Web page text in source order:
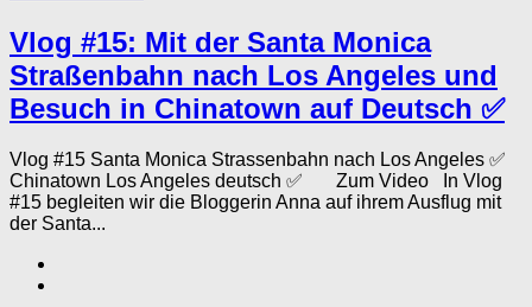
Vlog #15: Mit der Santa Monica
Straßenbahn nach Los Angeles und
Besuch in Chinatown auf Deutsch ✅
Vlog #15 Santa Monica Strassenbahn nach Los Angeles ✅
Chinatown Los Angeles deutsch ✅ Zum Video In Vlog
#15 begleiten wir die Bloggerin Anna auf ihrem Ausflug mit
der Santa...